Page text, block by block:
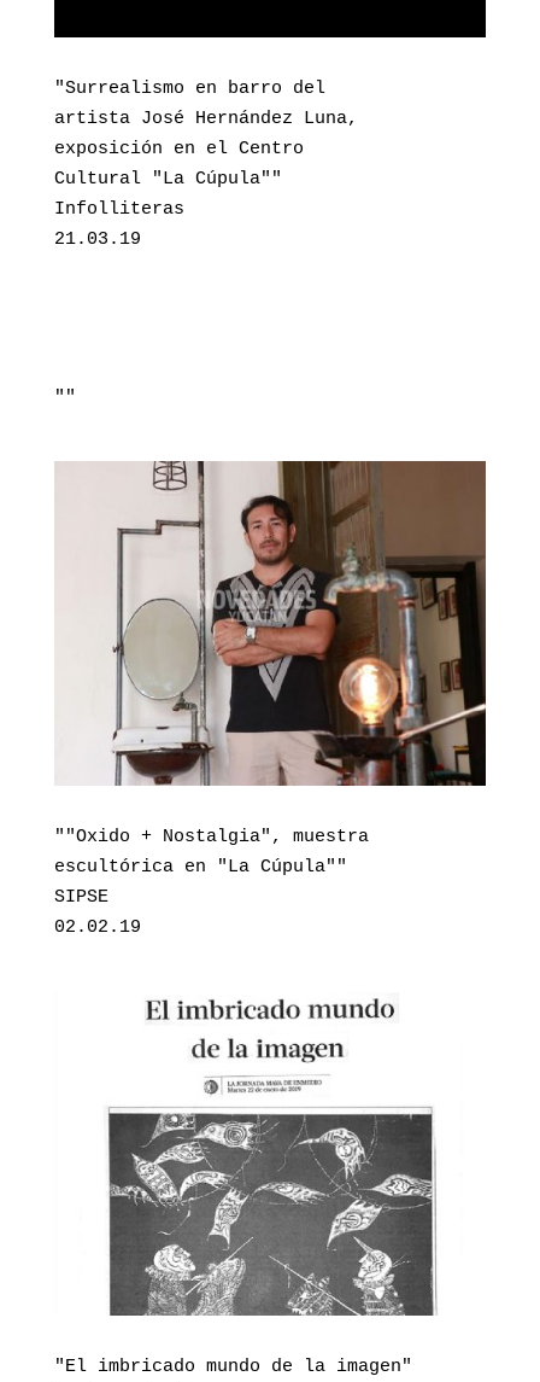
"Surrealismo en barro del
artista José Hernández Luna,
exposición en el Centro
Cultural "La Cúpula""
Infolliteras
21.03.19
""
""Oxido + Nostalgia", muestra
escultórica en "La Cúpula""
SIPSE
02.02.19
"El imbricado mundo de la imagen"